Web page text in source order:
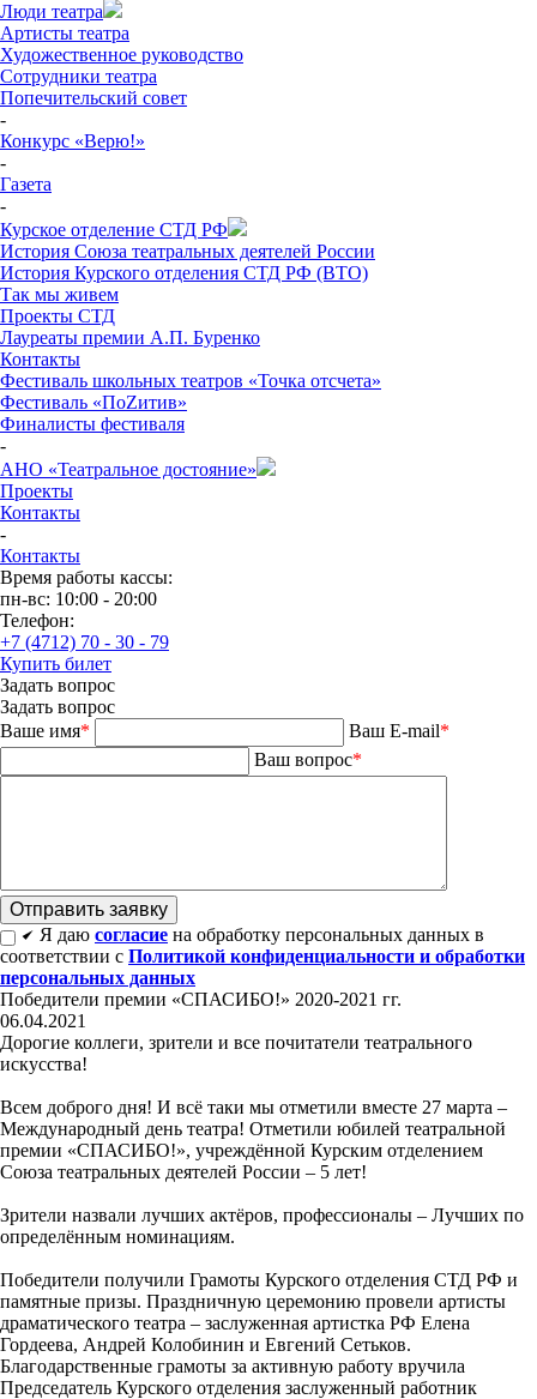
Люди театра
Артисты театра
Художественное руководство
Сотрудники театра
Попечительский совет
-
Конкурс «Верю!»
-
Газета
-
Курское отделение СТД РФ
История Союза театральных деятелей России
История Курского отделения СТД РФ (ВТО)
Так мы живем
Проекты СТД
Лауреаты премии А.П. Буренко
Контакты
Фестиваль школьных театров «Точка отсчета»
Фестиваль «ПоZитив»
Финалисты фестиваля
-
АНО «Театральное достояние»
Проекты
Контакты
-
Контакты
Время работы кассы:
пн-вс: 10:00 - 20:00
Телефон:
+7 (4712) 70 - 30 - 79
Купить билет
Задать вопрос
Задать вопрос
Ваше имя* Ваш E-mail*
Ваш вопрос*
Я даю согласие на обработку персональных данных в
соответствии с Политикой конфиденциальности и обработки
персональных данных
Победители премии «СПАСИБО!» 2020-2021 гг.
06.04.2021
Дорогие коллеги, зрители и все почитатели театрального
искусства!
Всем доброго дня! И всё таки мы отметили вместе 27 марта –
Международный день театра! Отметили юбилей театральной
премии «СПАСИБО!», учреждённой Курским отделением
Союза театральных деятелей России – 5 лет!
Зрители назвали лучших актёров, профессионалы – Лучших по
определённым номинациям.
Победители получили Грамоты Курского отделения СТД РФ и
памятные призы. Праздничную церемонию провели артисты
драматического театра – заслуженная артистка РФ Елена
Гордеева, Андрей Колобинин и Евгений Сетьков.
Благодарственные грамоты за активную работу вручила
Председатель Курского отделения заслуженный работник